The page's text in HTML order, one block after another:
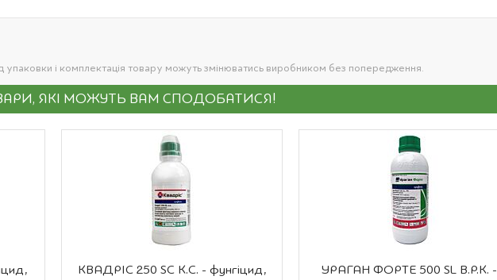
упаковки і комплектація товару можуть змінюватись виробником без попередження.
ЯКІ МОЖУТЬ ВАМ СПОДОБАТИСЯ!
КВАДРІС 250 SC К.С. - фунгіцид,
УРАГАН ФОРТЕ 500 SL В.Р.К. -